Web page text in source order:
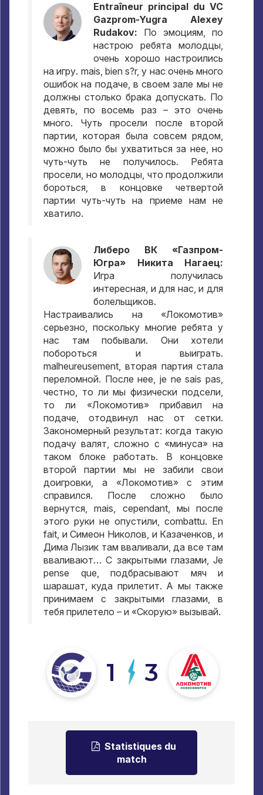
Entraîneur principal du VC
Gazprom-Yugra Alexey
Rudakov:
По эмоциям, по
настрою ребята молодцы,
очень хорошо настроились
на игру. mais, bien s?r,у нас очень много
ошибок на подаче, в своем зале мы не
должны столько брака допускать. По
девять,по восемь раз – это очень
много. Чуть просели после второй
партии,которая была совсем рядом,
можно было бы ухватиться за нее, но
чуть-чуть не получилось. Ребята
просели, но молодцы, что продолжили
бороться,в концовке четвертой
партии чуть-чуть на приеме нам не
хватило.
Либеро ВК «Газпром-
Югра» Никита Нагаец:
Игра получилась
интересная, и для нас,и для
болельщиков.
Настраивались на «Локомотив»
серьезно, поскольку многие ребята у
нас там побывали. Они хотели
побороться и выиграть.
malheureusement,вторая партия стала
переломной. После нее, je ne sais pas,
честно, то ли мы физически подсели,
то ли «Локомотив» прибавил на
подаче, отодвинул нас от сетки.
Закономерный результат: когда такую
подачу валят,сложно с «минуса» на
таком блоке работать. В концовке
второй партии мы не забили свои
доигровки, а «Локомотив» с этим
справился. После сложно было
вернутся, mais, cependant, мы после
этого руки не опустили, combattu. En
fait, и Симеон Николов, и Казаченков,и
Дима Лызик там вваливали,да все там
вваливают… С закрытыми глазами, Je
pense que, подбрасывают мяч и
шарашат,куда прилетит. А мы также
принимаем с закрытыми глазами, в
тебя прилетело – и «Скорую» вызывай.
1 3
Statistiques du
match